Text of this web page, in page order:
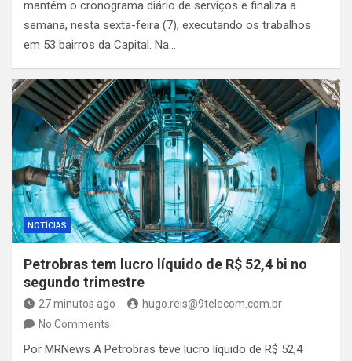
mantém o cronograma diário de serviços e finaliza a
semana, nesta sexta-feira (7), executando os trabalhos
em 53 bairros da Capital. Na…
NOTÍCIAS
Petrobras tem lucro líquido de R$ 52,4 bi no
segundo trimestre
27 minutos ago
hugo.reis@9telecom.com.br
No Comments
Por MRNews A Petrobras teve lucro líquido de R$ 52,4